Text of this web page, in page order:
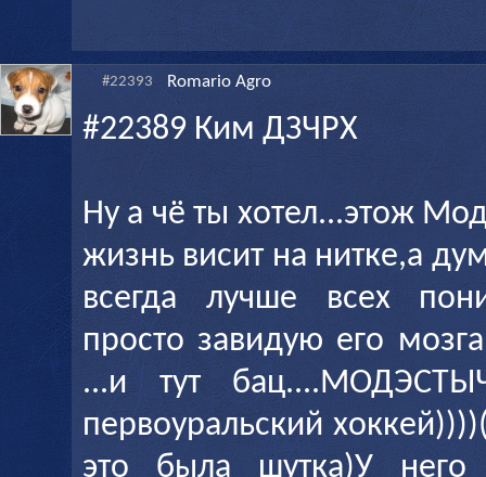
#22393 Romario Agro
#22389 Ким ДЗЧРХ
Ну а чё ты хотел...этож
жизнь висит на нитке,а
всегда лучше всех
просто завидую его
...и тут
первоуральский
это была шутка)У него